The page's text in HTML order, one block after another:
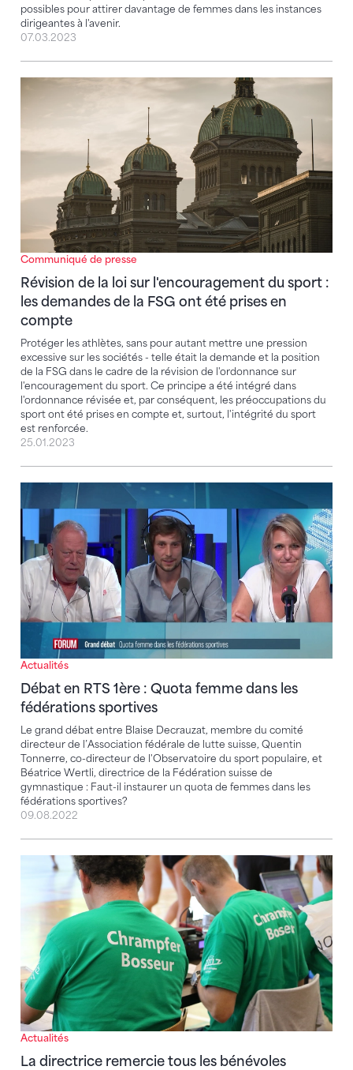
possibles pour attirer davantage de femmes dans les instances
dirigeantes à l'avenir.
07.03.2023
Communiqué de presse
Révision de la loi sur l'encouragement du sport :
les demandes de la FSG ont été prises en
compte
Protéger les athlètes, sans pour autant mettre une pression
excessive sur les sociétés - telle était la demande et la position
de la FSG dans le cadre de la révision de l'ordonnance sur
l'encouragement du sport. Ce principe a été intégré dans
l'ordonnance révisée et, par conséquent, les préoccupations du
sport ont été prises en compte et, surtout, l'intégrité du sport
est renforcée.
Révision de la loi sur l'encouragement du sport :
25.01.2023
Actualités
Débat en RTS 1ère : Quota femme dans les
fédérations sportives
Le grand débat entre Blaise Decrauzat, membre du comité
directeur de l’Association fédérale de lutte suisse, Quentin
Tonnerre, co-directeur de l'Observatoire du sport populaire, et
Béatrice Wertli, directrice de la Fédération suisse de
gymnastique : Faut-il instaurer un quota de femmes dans les
fédérations sportives?
Débat en RTS 1ère : Quota femme dans les
09.08.2022
Actualités
La directrice remercie tous les bénévoles
La directrice remercie tous les bénévoles